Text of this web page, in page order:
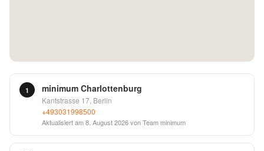
Deutsch
1 minimum Charlottenburg
Kantstrasse 17, Berlin
+493031998500
Aktualisiert am8. August 2026von Team minimum